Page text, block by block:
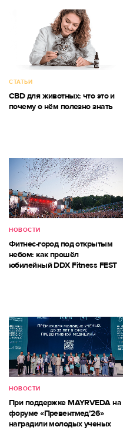
СТАТЬИ
CBD для животных: что это и
почему о нём полезно знать
НОВОСТИ
Фитнес-город под открытым
небом: как прошёл
юбилейный DDX Fitness FEST
НОВОСТИ
При поддержке MAYRVEDA на
форуме «Превентмед’26»
наградили молодых ученых